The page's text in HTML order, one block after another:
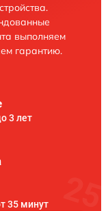
выполняем
гарантию.
3 лет
35 минут